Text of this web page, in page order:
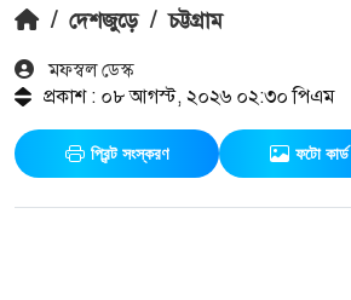
/ দেশজুড়ে / চট্টগ্রাম
মফস্বল ডেস্ক
প্রকাশ : ০৮ আগস্ট, ২০২৬ ০২:৩০ পিএম
প্রিন্ট সংস্করণ ফটো কার্ড